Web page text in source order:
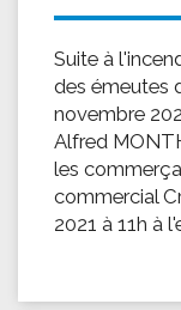
Suite à
des émeutes
novembre
Alfred
les
commercial
2021 à 11h à